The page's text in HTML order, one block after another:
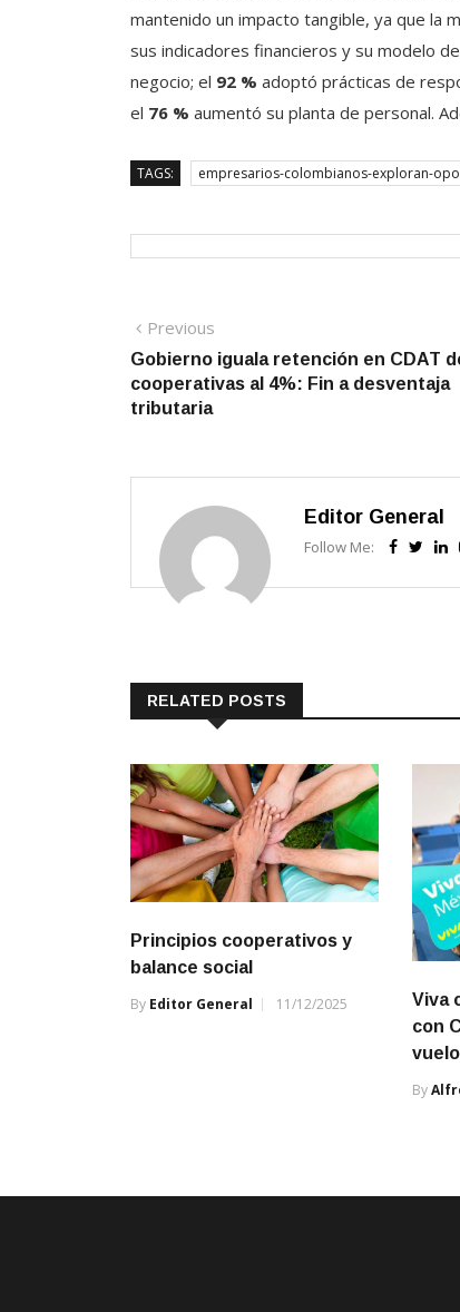
mantenido un impacto tangible, ya que la
sus indicadores financieros y su modelo
negocio; el 92 % adoptó prácticas de
el 76 % aumentó su planta de personal.
TAGS: empresarios-colombianos-exploran-
Navegación
de
entradas
Previous
post:
Gobierno iguala retención en CDAT
cooperativas al 4%: Fin a desventaja
tributaria
Editor General
Follow Me:
RELATED POSTS
Principios cooperativos y
balance social
By Editor General 11/12/2025
Viva
con
By